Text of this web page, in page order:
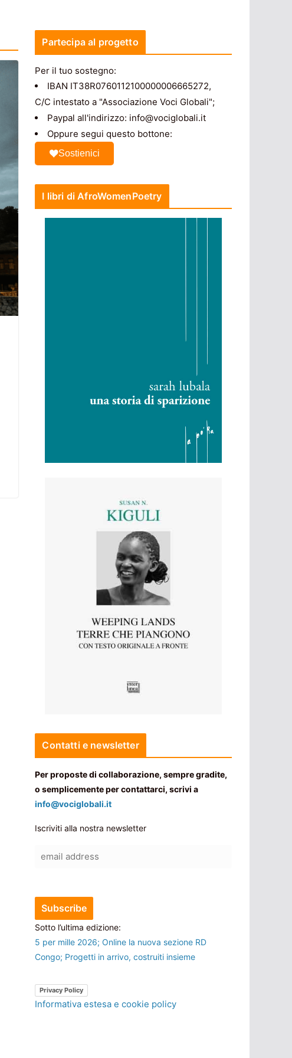
Partecipa al progetto
Per il tuo sostegno:
IBAN IT38R0760112100000006665272,
C/C intestato a "Associazione Voci Globali";
Paypal all'indirizzo: info@vociglobali.it
Oppure segui questo bottone:
Sostienici
I libri di AfroWomenPoetry
Contatti e newsletter
Per proposte di collaborazione, sempre gradite,
o semplicemente per contattarci, scrivi a
info@vociglobali.it
Iscriviti alla nostra newsletter
Sotto l’ultima edizione:
5 per mille 2026; Online la nuova sezione RD
Congo; Progetti in arrivo, costruiti insieme
Privacy Policy
Informativa estesa e cookie policy